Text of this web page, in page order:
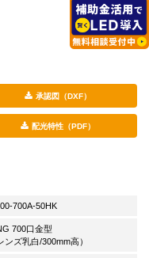
承認図（DXF）
配光特性（PDF）
700A-50HK
700口金型
ンズ乳白/300mm高）